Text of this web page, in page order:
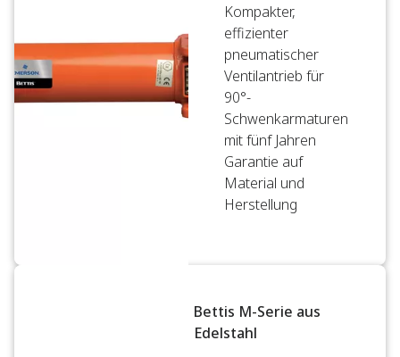
Kompakter,
effizienter
pneumatischer
Ventilantrieb für
90°-
Schwenkarmaturen
mit fünf Jahren
Garantie auf
Material und
Herstellung
Bettis M-Serie aus
Edelstahl